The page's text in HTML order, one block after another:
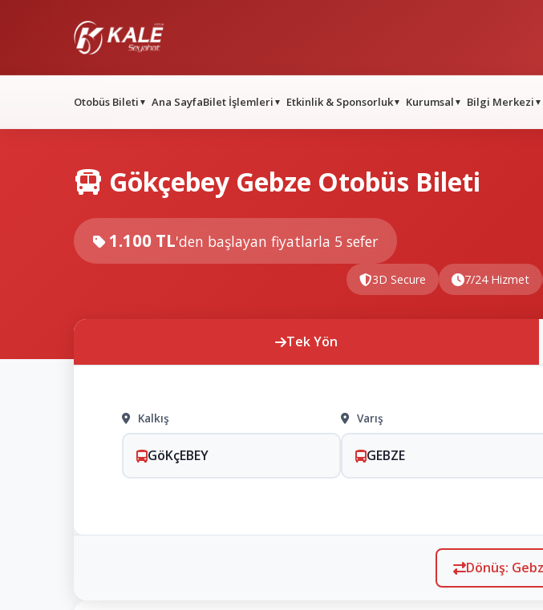
Otobüs Bileti ▼ Ana SayfaBilet İşlemleri ▼ Etkinlik & Sponsorluk▼ Kurumsal ▼ Bilgi Merkezi ▼
Gökçebey Gebze Otobüs Bileti
1.100 TL'den başlayan fiyatlarla 5 sefer
3D Secure 7/24 Hizmet
Tek Yön
Kalkış
GöKçEBEY
Varış
GEBZE
Dönüş: